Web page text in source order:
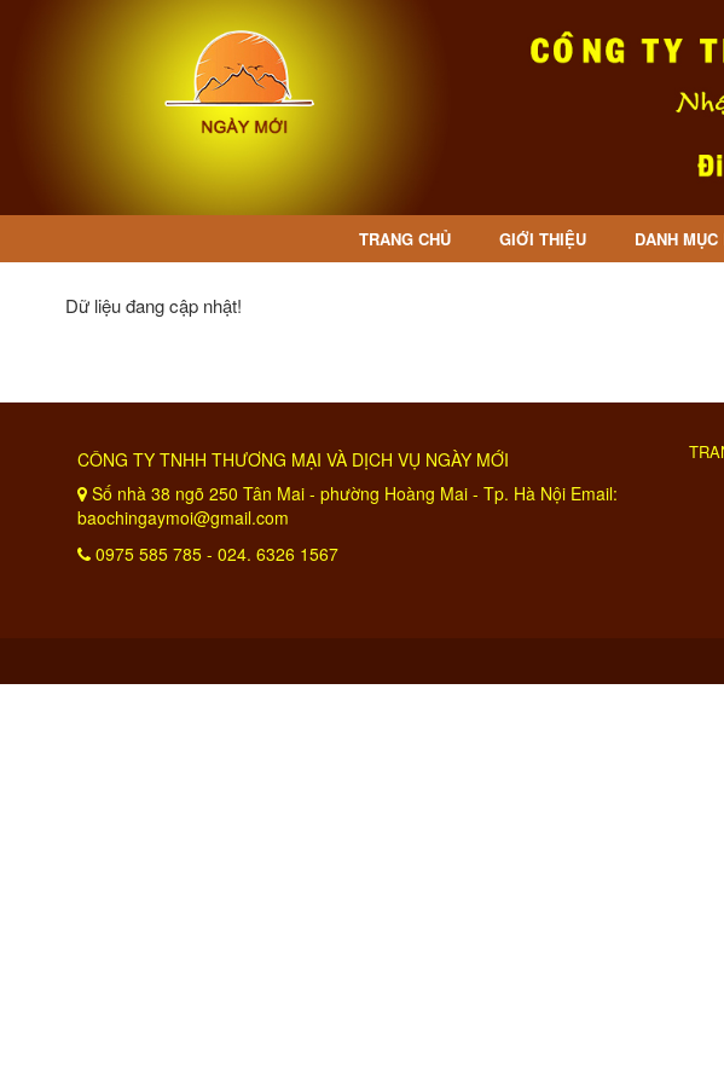
TRANG CHỦ GIỚI THIỆU DANH
Dữ liệu đang cập nhật!
CÔNG TY TNHH THƯƠNG MẠI VÀ DỊCH VỤ NGÀY MỚI
Số nhà 38 ngõ 250 Tân Mai - phường Hoàng Mai - Tp. Hà Nội Email:
baochingaymoi@gmail.com
0975 585 785 - 024. 6326 1567